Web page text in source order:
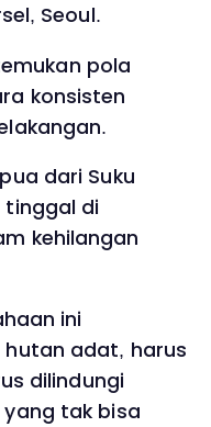
Seoul.
pola
konsisten
dari Suku
tinggal di
kehilangan
ini
hutan adat, harus
dilindungi
tak bisa